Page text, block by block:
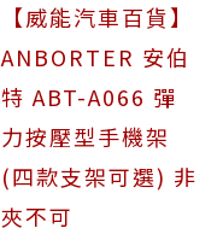
【威能汽車百貨】
ANBORTER 安伯
特 ABT-A066 彈
力按壓型手機架
(四款支架可選) 非
夾不可